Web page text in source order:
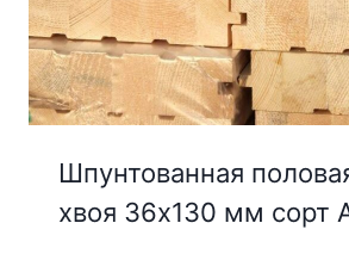
Шпунтованная
хвоя 36х130 мм сорт